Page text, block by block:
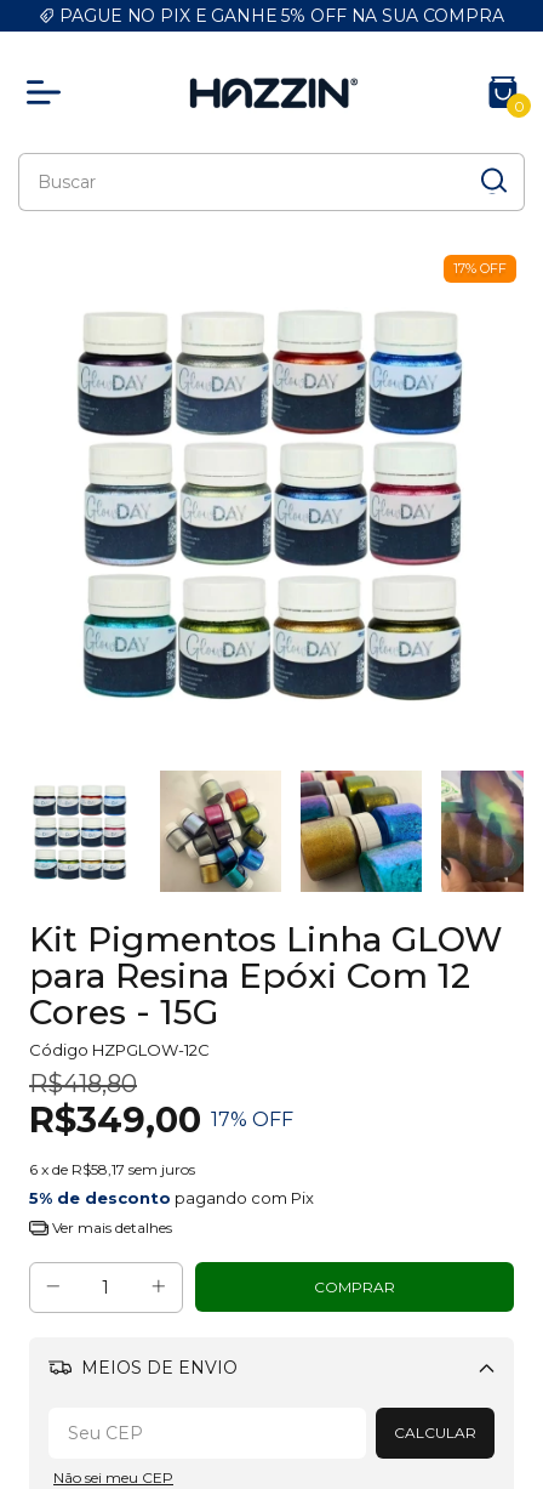
PAGUE NO PIX E GANHE 5% OFF NA SUA COMPRA
0
17% OFF
Kit Pigmentos Linha GLOW
para Resina Epóxi Com 12
Cores - 15G
Código HZPGLOW-12C
R$418,80
R$349,00 17% OFF
6 x de R$58,17 sem juros
5% de desconto pagando com Pix
Ver mais detalhes
MEIOS DE ENVIO
Alterar CEP
CALCULAR
Não sei meu CEP